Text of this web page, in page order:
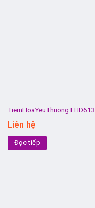
TiemHoaYeuThuong LHD613
Liên hệ
Đọc tiếp